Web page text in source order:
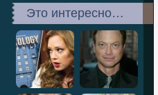
Это интересно…